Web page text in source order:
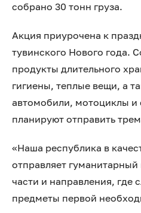
собрано 30 тонн груза.
Акция приурочена к
тувинского Нового года.
продукты длительного
гигиены, теплые вещи, а
автомобили, мотоциклы и
планируют отправить
«Наша республика в
отправляет
части и направления, где
предметы первой